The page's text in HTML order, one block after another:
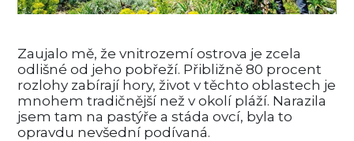
Zaujalo mě, že vnitrozemí ostrova je zcela
odlišné od jeho pobřeží. Přibližně 80 procent
rozlohy zabírají hory, život v těchto oblastech je
mnohem tradičnější než v okolí pláží. Narazila
jsem tam na pastýře a stáda ovcí, byla to
opravdu nevšední podívaná.